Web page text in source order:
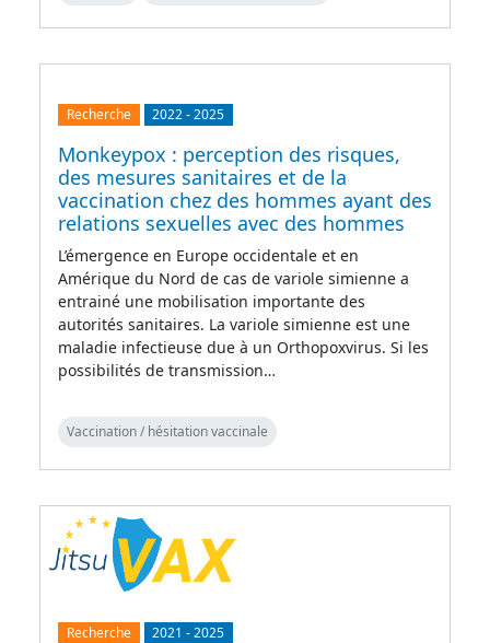
Recherche 2022-2025
Monkeypox : perception des risques,
des mesures sanitaires et de la
vaccination chez des hommes ayant des
relations sexuelles avec des hommes
L’émergence en Europe occidentale et en
Amérique du Nord de cas de variole simienne a
entrainé une mobilisation importante des
autorités sanitaires. La variole simienne est une
maladie infectieuse due à un Orthopoxvirus. Si les
possibilités de transmission…
Vaccination / hésitation vaccinale
Recherche 2021 -2025